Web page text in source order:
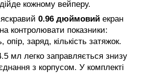
кожному вейперу.
0.96 дюймовий екран
контролювати показники:
заряд, кількість затяжок.
мл легко заправляється знизу
з корпусом. У комплекті